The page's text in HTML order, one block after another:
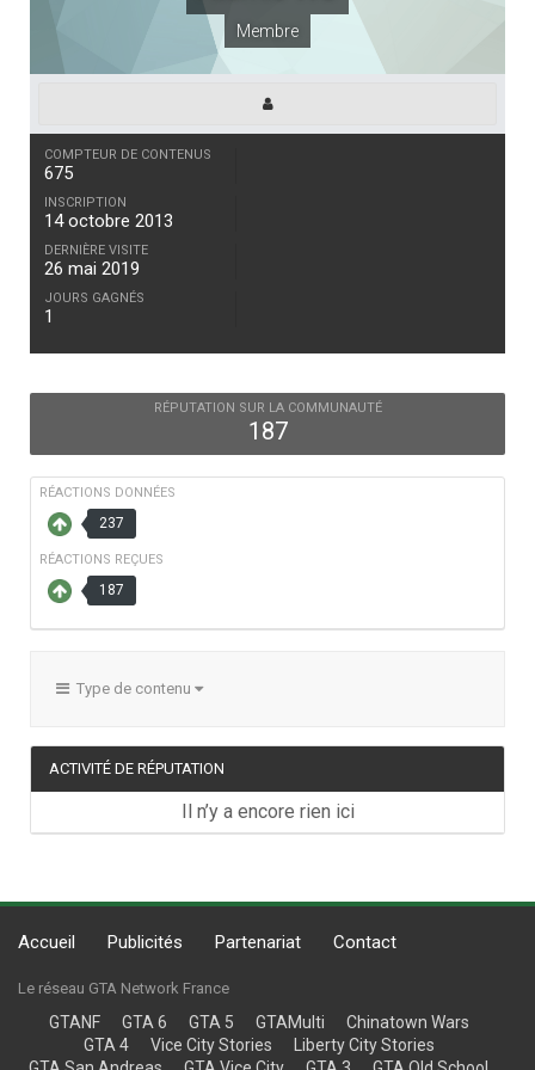
Membre
COMPTEUR DE CONTENUS
675
INSCRIPTION
14 octobre 2013
DERNIÈRE VISITE
26 mai 2019
JOURS GAGNÉS
1
RÉPUTATION SUR LA COMMUNAUTÉ
187
RÉACTIONS DONNÉES
237
RÉACTIONS REÇUES
187
Type de contenu
ACTIVITÉ DE RÉPUTATION
Il n’y a encore rien ici
Accueil Publicités Partenariat Contact
Le réseau GTA Network France
GTANF GTA 6 GTA 5 GTAMulti
Chinatown Wars
GTA 4
Vice City Stories
Liberty City Stories